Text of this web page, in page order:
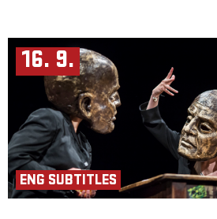
16. 9.
ENG SUBTITLES